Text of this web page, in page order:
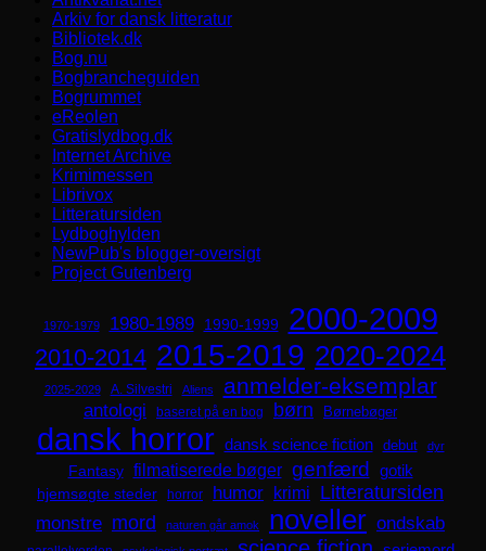
Arkiv for dansk litteratur
Bibliotek.dk
Bog.nu
Bogbrancheguiden
Bogrummet
eReolen
Gratislydbog.dk
Internet Archive
Krimimessen
Librivox
Litteratursiden
Lydboghylden
NewPub's blogger-oversigt
Project Gutenberg
1970-1979 1980-1989 1990-1999 2000-2009
2010-2014 2015-2019 2020-2024
2025-2029 A. Silvestri Aliens anmelder-eksemplar
antologi baseret på en bog børn Børnebøger
dansk horror dansk science fiction debut dyr
Fantasy filmatiserede bøger genfærd
gotik
hjemsøgte steder
horror humor krimi Litteratursiden
monstre mord naturen går amok noveller ondskab